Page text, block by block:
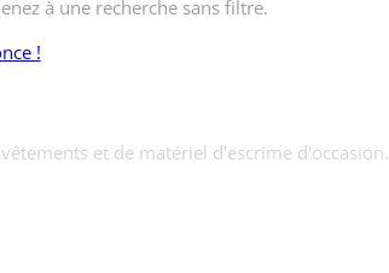
à une recherche sans filtre.
!
et de matériel d'escrime d'occasion.